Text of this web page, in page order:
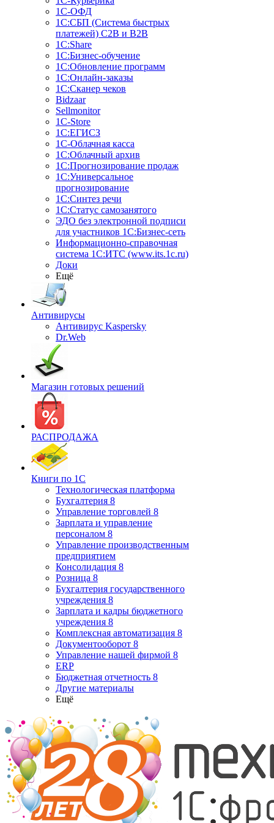
1С-ОФД
1С:СБП (Система быстрых
платежей) C2B и B2B
1С:Share
1С:Бизнес-обучение
1С:Обновление программ
1С:Онлайн-заказы
1С:Сканер чеков
Bidzaar
Sellmonitor
1C-Store
1С:ЕГИСЗ
1С-Облачная касса
1С:Облачный архив
1С:Прогнозирование продаж
1С:Универсальное
прогнозирование
1С:Синтез речи
1С:Статус самозанятого
ЭДО без электронной подписи
для участников 1С:Бизнес-сеть
Информационно-справочная
система 1С:ИТС (www.its.1c.ru)
Доки
Ещё
Антивирусы
Антивирус Kaspersky
Dr.Web
Магазин готовых решений
РАСПРОДАЖА
Книги по 1С
Технологическая платформа
Бухгалтерия 8
Управление торговлей 8
Зарплата и управление
персоналом 8
Управление производственным
предприятием
Консолидация 8
Розница 8
Бухгалтерия государственного
учреждения 8
Зарплата и кадры бюджетного
учреждения 8
Комплексная автоматизация 8
Документооборот 8
Управление нашей фирмой 8
ERP
Бюджетная отчетность 8
Другие материалы
Ещё